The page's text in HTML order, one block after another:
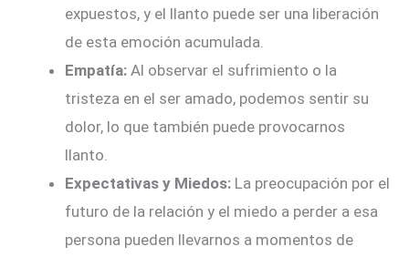
expuestos, y el llanto puede ser una liberación
de esta emoción acumulada.
Empatía: Al observar el sufrimiento o la
tristeza en el ser amado, podemos sentir su
dolor, lo que también puede provocarnos
llanto.
Expectativas y Miedos: La preocupación por el
futuro de la relación y el miedo a perder a esa
persona pueden llevarnos a momentos de